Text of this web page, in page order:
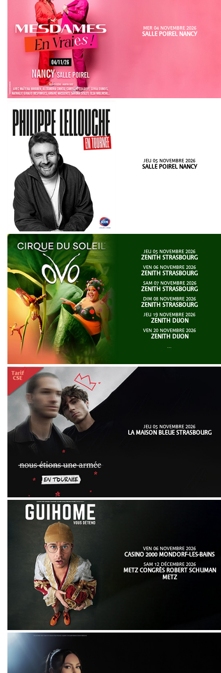
MER 04 NOVEMBRE 2026
SALLE POIREL NANCY
JEU 05 NOVEMBRE 2026
SALLE POIREL NANCY
JEU 05 NOVEMBRE 2026
ZENITH STRASBOURG
VEN 06 NOVEMBRE 2026
ZENITH STRASBOURG
SAM 07 NOVEMBRE 2026
ZENITH STRASBOURG
DIM 08 NOVEMBRE 2026
ZENITH STRASBOURG
JEU 19 NOVEMBRE 2026
ZENITH DIJON
VEN 20 NOVEMBRE 2026
ZENITH DIJON
JEU 05 NOVEMBRE 2026
LA MAISON BLEUE STRASBOURG
VEN 06 NOVEMBRE 2026
CASINO 2000 MONDORF-LES-BAINS
SAM 12 DÉCEMBRE 2026
METZ CONGRÈS ROBERT SCHUMAN
METZ